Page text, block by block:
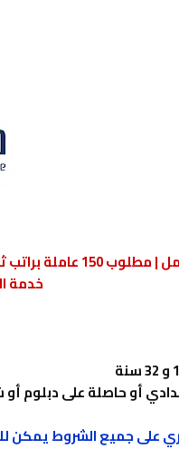
عاجل | فرصة عمل |
خدمة
على جميع الشروط يمكن